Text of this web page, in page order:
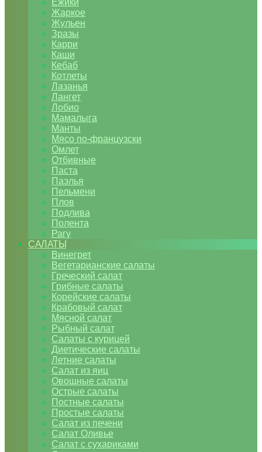
Ежики
Жаркое
Жульен
Зразы
Карри
Каши
Кебаб
Котлеты
Лазанья
Лангет
Лобио
Мамалыга
Манты
Мясо по-французски
Омлет
Отбивные
Паста
Паэлья
Пельмени
Плов
Подлива
Полента
Рагу
САЛАТЫ
Винегрет
Вегетарианские салаты
Греческий салат
Грибные салаты
Корейские салаты
Крабовый салат
Мясной салат
Рыбный салат
Салаты с курицей
Диетические салаты
Летние салаты
Салат из яиц
Овощные салаты
Острые салаты
Постные салаты
Простые салаты
Салат из печени
Салат Оливье
Салат с сухариками